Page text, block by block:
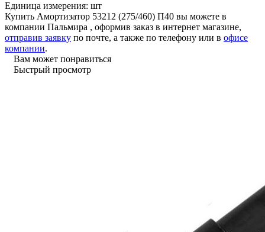
Единица измерения: шт
Купить Амортизатор 53212 (275/460) П40 вы можете в
компании Пальмира , оформив заказ в интернет магазине,
отправив заявку по почте, а также по телефону или в офисе
компании.
Вам может понравиться
Быстрый просмотр